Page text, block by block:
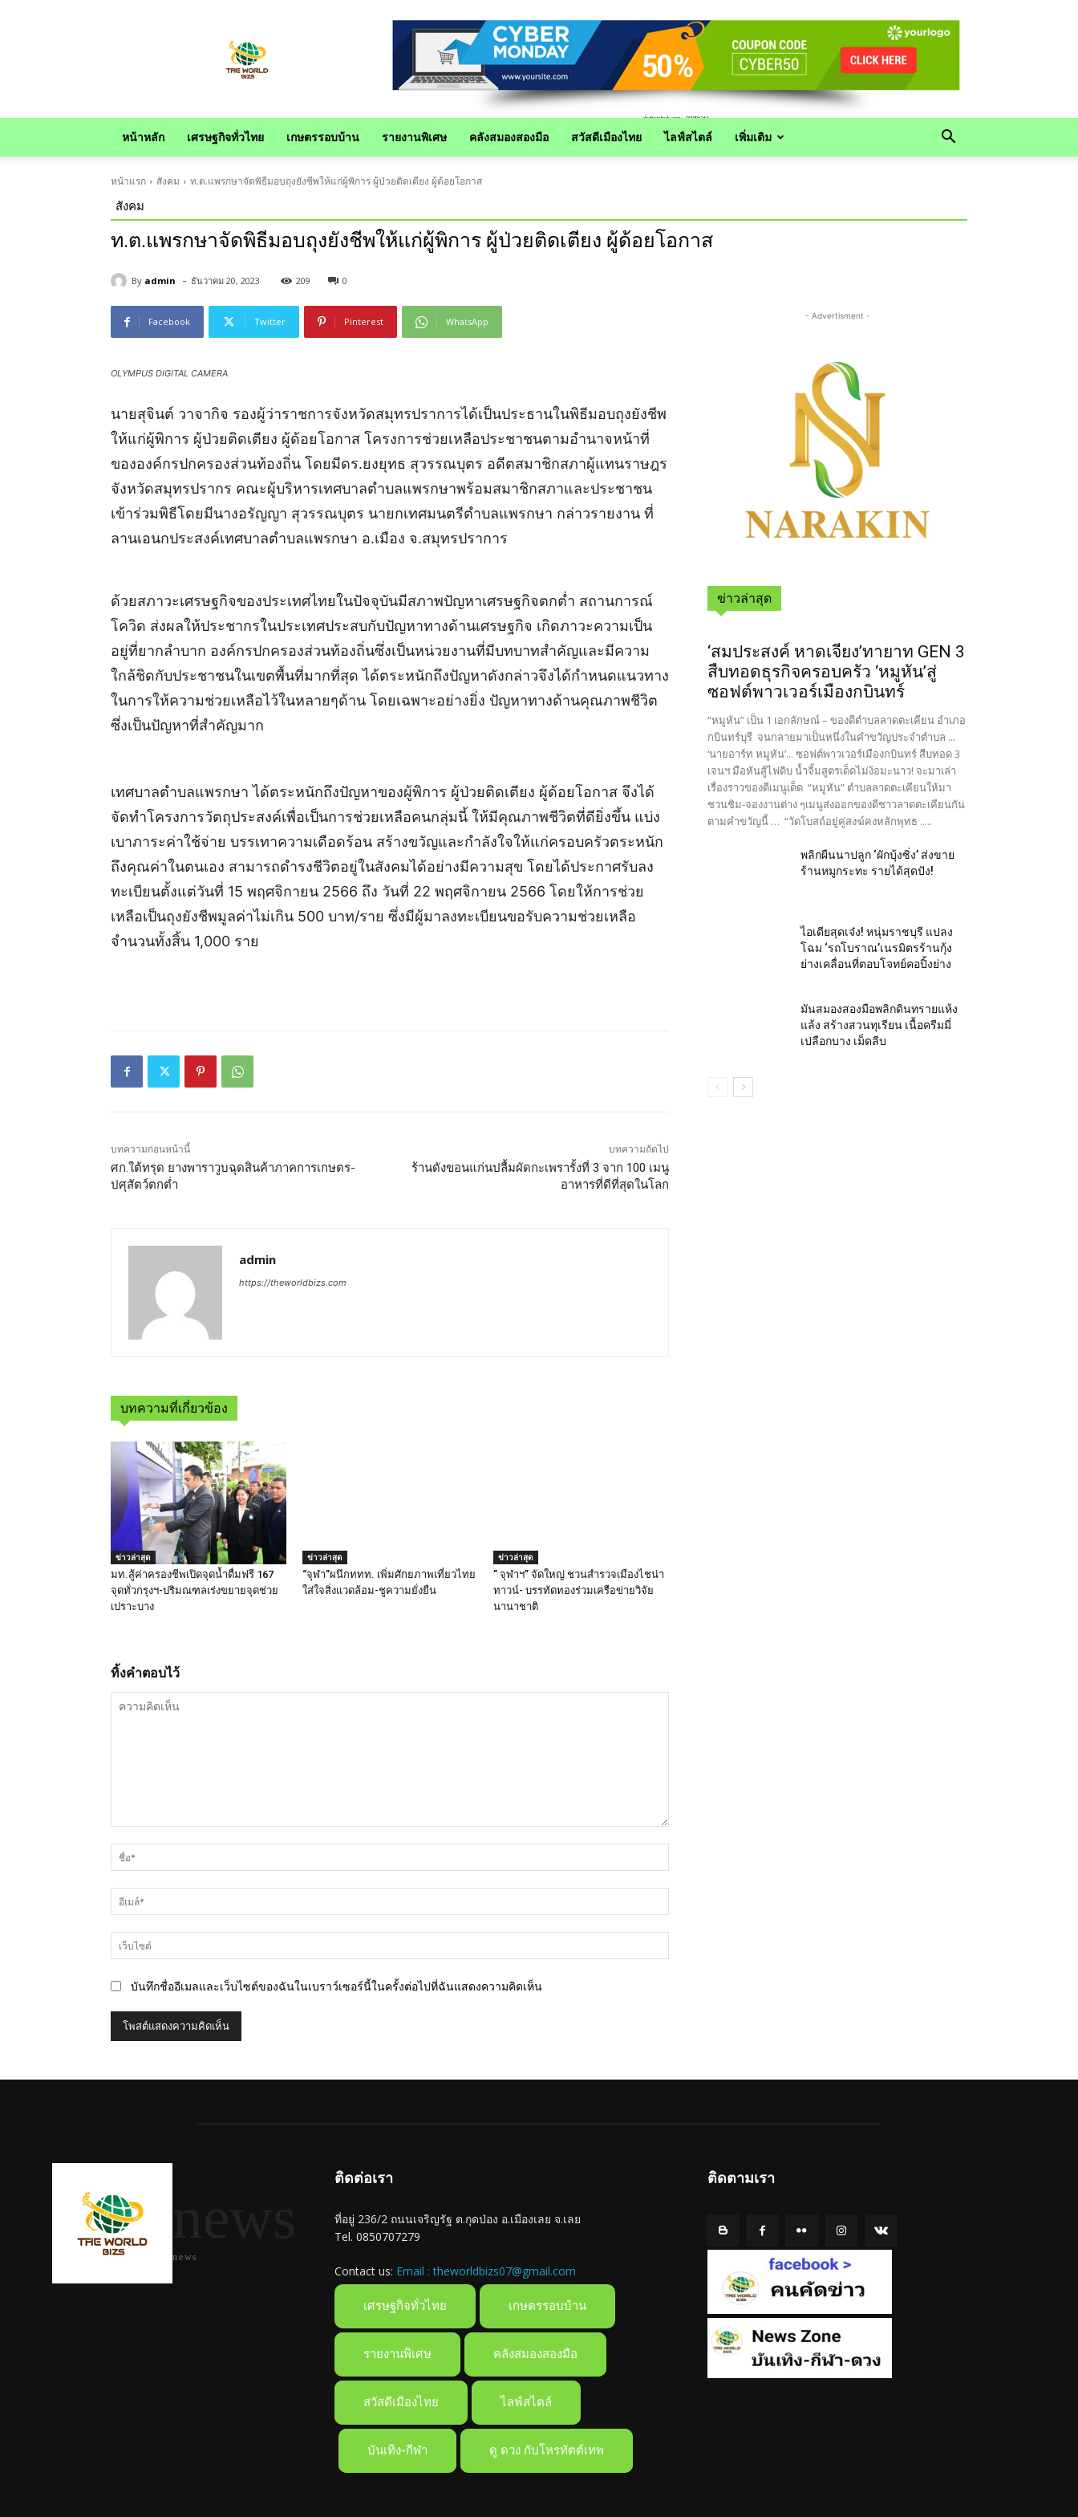
หน้าหลัก เศรษฐกิจทั่วไทย เกษตรรอบบ้าน รายงานพิเศษ คลังสมองสองมือ สวัสดีเมืองไทย ไลฟ์สไตล์ เพิ่มเติม
หน้าแรก สังคม ท.ต.แพรกษาจัดพิธีมอบถุงยังชีพให้แก่ผู้พิการ ผู้ป่วยติดเตียง ผู้ด้อยโอกาส
สังคม
ท.ต.แพรกษาจัดพิธีมอบถุงยังชีพให้แก่ผู้พิการ ผู้ป่วยติดเตียง ผู้ด้อยโอกาส
By admin - ธันวาคม 20, 2023 209 0
Facebook Twitter Pinterest WhatsApp
OLYMPUS DIGITAL CAMERA
นายสุจินต์ วาจากิจ รองผู้ว่าราชการจังหวัดสมุทรปราการได้เป็นประธานในพิธีมอบถุงยังชีพ
ให้แก่ผู้พิการ ผู้ป่วยติดเตียง ผู้ด้อยโอกาส โครงการช่วยเหลือประชาชนตามอำนาจหน้าที่
ขององค์กรปกครองส่วนท้องถิ่น โดยมีดร.ยงยุทธ สุวรรณบุตร อดีตสมาชิกสภาผู้แทนราษฎร
จังหวัดสมุทรปรากร คณะผู้บริหารเทศบาลตำบลแพรกษาพร้อมสมาชิกสภาและประชาชน
เข้าร่วมพิธีโดยมีนางอรัญญา สุวรรณบุตร นายกเทศมนตรีตำบลแพรกษา กล่าวรายงาน ที่
ลานเอนกประสงค์เทศบาลตำบลแพรกษา อ.เมือง จ.สมุทรปราการ
ด้วยสภาวะเศรษฐกิจของประเทศไทยในปัจจุบันมีสภาพปัญหาเศรษฐกิจตกต่ำ สถานการณ์
โควิด ส่งผลให้ประชากรในประเทศประสบกับปัญหาทางด้านเศรษฐกิจ เกิดภาวะความเป็น
อยู่ที่ยากลำบาก องค์กรปกครองส่วนท้องถิ่นซึ่งเป็นหน่วยงานที่มีบทบาทสำคัญและมีความ
ใกล้ชิดกับประชาชนในเขตพื้นที่มากที่สุด ได้ตระหนักถึงปัญหาดังกล่าวจึงได้กำหนดแนวทาง
ในการให้ความช่วยเหลือไว้ในหลายๆด้าน โดยเฉพาะอย่างยิ่ง ปัญหาทางด้านคุณภาพชีวิต
ซึ่งเป็นปัญหาที่สำคัญมาก
เทศบาลตำบลแพรกษา ได้ตระหนักถึงปัญหาของผู้พิการ ผู้ป่วยติดเตียง ผู้ด้อยโอกาส จึงได้
จัดทำโครงการวัตถุประสงค์เพื่อเป็นการช่วยเหลือคนกลุ่มนี้ ให้มีคุณภาพชีวิตที่ดียิ่งขึ้น แบ่ง
เบาภาระค่าใช้จ่าย บรรเทาความเดือดร้อน สร้างขวัญและกำลังใจให้แก่ครอบครัวตระหนัก
ถึงคุณค่าในตนเอง สามารถดำรงชีวิตอยู่ในสังคมได้อย่างมีความสุข โดยได้ประกาศรับลง
ทะเบียนตั้งแต่วันที่ 15 พฤศจิกายน 2566 ถึง วันที่ 22 พฤศจิกายน 2566 โดยให้การช่วย
เหลือเป็นถุงยังชีพมูลค่าไม่เกิน 500 บาท/ราย ซึ่งมีผู้มาลงทะเบียนขอรับความช่วยเหลือ
จำนวนทั้งสิ้น 1,000 ราย
บทความก่อนหน้านี้
ศก.ใต้ทรุด ยางพาราวูบฉุดสินค้าภาคการเกษตร-
ปศุสัตว์ตกต่ำ
บทความถัดไป
ร้านดังขอนแก่นปลื้มผัดกะเพรารั้งที่ 3 จาก 100 เมนู
อาหารที่ดีที่สุดในโลก
admin
https://theworldbizs.com
บทความที่เกี่ยวข้อง
ข่าวล่าสุด
มท.สู้ค่าครองชีพเปิดจุดน้ำดื่มฟรี 167
จุดทั่วกรุงฯ-ปริมณฑลเร่งขยายจุดช่วย
เปราะบาง
ข่าวล่าสุด
“จุฬา”ผนึกททท. เพิ่มศักยภาพเที่ยวไทย
ใส่ใจสิ่งแวดล้อม-ชูความยั่งยืน
ข่าวล่าสุด
” จุฬาฯ” จัดใหญ่ ชวนสำรวจเมืองไชน่า
ทาวน์- บรรทัดทองร่วมเครือข่ายวิจัย
นานาชาติ
ทิ้งคำตอบไว้
คิด
เห็น
บันทึกชื่ออีเมลและเว็บไซต์ของฉันในเบราว์เซอร์นี้ในครั้งต่อไปที่ฉันแสดงความคิดเห็น
- Advertisment -
ข่าวล่าสุด
‘สมประสงค์ หาดเจียง’ทายาท GEN 3
สืบทอดธุรกิจครอบครัว ‘หมูหัน’สู่
ซอฟต์พาวเวอร์เมืองกบินทร์
“หมูหัน” เป็น 1 เอกลักษณ์ – ของดีตำบลลาดตะเคียน อำเภอ
กบินทร์บุรี จนกลายมาเป็นหนึ่งในคำขวัญประจำตำบล ...
‘นายอาร์ท หมูหัน’... ซอฟต์พาวเวอร์เมืองกบินทร์ สืบทอด 3
เจนฯ มือหันสู้ไฟดิบ น้ำจิ้มสูตรเด็ดไม่ง้อมะนาว! จะมาเล่า
เรื่องราวของดีเมนูเด็ด “หมูหัน” ตำบลลาดตะเคียนให้มา
ชวนชิม-จองงานต่าง ๆเมนูส่งออกของดีชาวลาดตะเคียนกัน
ตามคำขวัญนี้ … “วัดโบสถ์อยู่คู่สงฆ์คงหลักพุทธ .....
พลิกผืนนาปลูก ‘ผักบุ้งซิ่ง’ ส่งขาย
ร้านหมูกระทะ รายได้สุดปัง!
ไอเดียสุดเจ๋ง! หนุ่มราชบุรี แปลง
โฉม ‘รถโบราณ’เนรมิตรร้านกุ้ง
ย่างเคลื่อนที่ตอบโจทย์คอปิ้งย่าง
มันสมองสองมือพลิกดินทรายแห้ง
แล้ง สร้างสวนทุเรียน เนื้อครีมมี่
เปลือกบาง เม็ดลีบ
news
ติดต่อเรา
ที่อยู่ 236/2 ถนนเจริญรัฐ ต.กุดป่อง อ.เมืองเลย จ.เลย
Tel. 0850707279
Contact us: Email : theworldbizs07@gmail.com
เศรษฐกิจทั่วไทย เกษตรรอบบ้าน
รายงานพิเศษ คลังสมองสองมือ
สวัสดีเมืองไทย ไลฟ์สไตล์
บันเทิง-กีฬา ดู ดวง กับโหรทัตต์เทพ
ติดตามเรา